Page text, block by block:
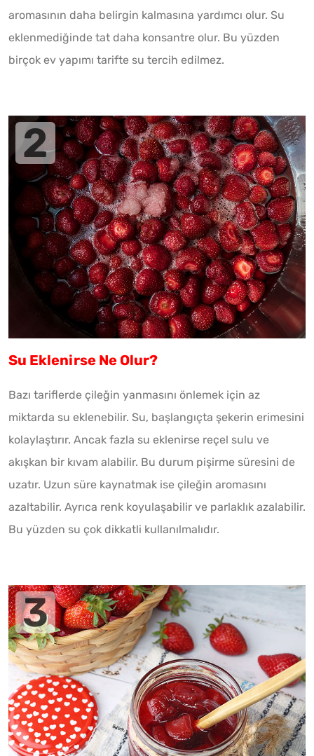
aromasının daha belirgin kalmasına yardımcı olur. Su
eklenmediğinde tat daha konsantre olur. Bu yüzden
birçok ev yapımı tarifte su tercih edilmez.
Su Eklenirse Ne Olur?
Bazı tariflerde çileğin yanmasını önlemek için az
miktarda su eklenebilir. Su, başlangıçta şekerin erimesini
kolaylaştırır. Ancak fazla su eklenirse reçel sulu ve
akışkan bir kıvam alabilir. Bu durum pişirme süresini de
uzatır. Uzun süre kaynatmak ise çileğin aromasını
azaltabilir. Ayrıca renk koyulaşabilir ve parlaklık azalabilir.
Bu yüzden su çok dikkatli kullanılmalıdır.